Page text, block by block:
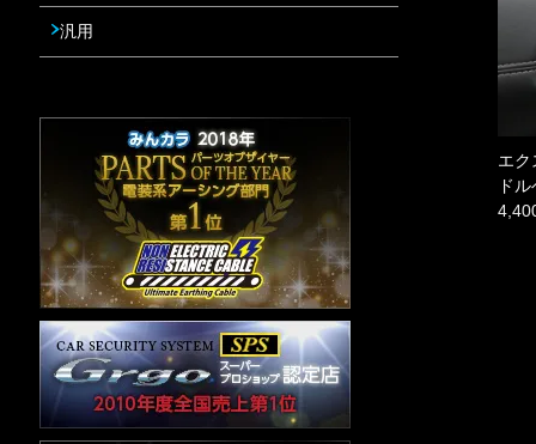
エ
ド
汎用